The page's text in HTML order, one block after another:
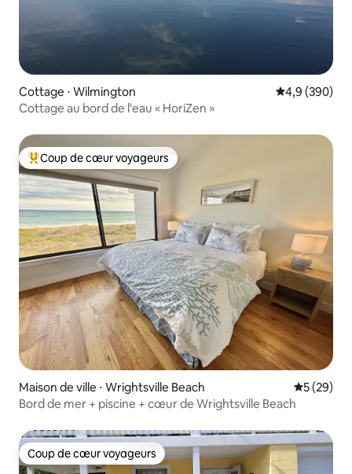
Cottage ⋅ Wilmington Évaluation
4,9 (390)
Cottage au bord de l'eau « HoriZen »
Coups de cœur voyageurs les plus appréciés
Coup de cœur voyageurs
Maison de ville ⋅ Wrightsville Beach
5 (29)
Bord de mer + piscine + cœur de Wrightsville Beach
Coup de cœur voyageurs
Coup de cœur voyageurs